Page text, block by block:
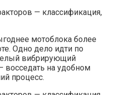
мотоблока более
Одно дело идти по
вибрирующий
восседать на удобном
процесс.